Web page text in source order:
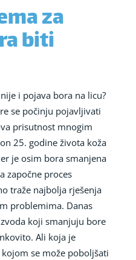
za
biti
i pojava bora na licu?
se počinju pojavljivati
prisutnost mnogim
25. godine života koža
je osim bora smanjena
započne proces
traže najbolja rješenja
problemima. Danas
koji smanjuju bore
Ali koja je
se može poboljšati